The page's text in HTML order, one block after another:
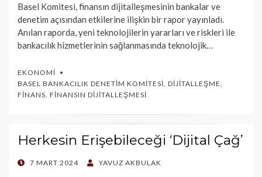
Basel Komitesi, finansın dijitalleşmesinin bankalar ve
denetim açısından etkilerine ilişkin bir rapor yayınladı.
Anılan raporda, yeni teknolojilerin yararları ve riskleri ile
bankacılık hizmetlerinin sağlanmasında teknolojik…
EKONOMI
BASEL BANKACILIK DENETIM KOMITESI DIJITALLEŞME
FINANS FINANSIN DIJITALLEŞMESI
Herkesin Erişebileceği ‘Dijital Çağ’
POSTED
7 MART 2024 YAVUZ AKBULAK